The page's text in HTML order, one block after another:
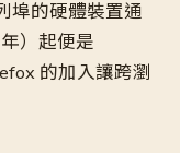
埠的硬體裝置通
）起便是
的加入讓跨瀏